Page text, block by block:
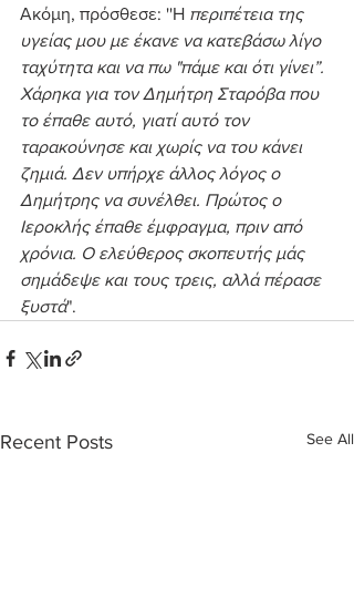
Ακόμη, πρόσθεσε: ''Η περιπέτεια της
υγείας μου με έκανε να κατεβάσω λίγο
ταχύτητα και να πω "πάμε και ότι γίνει”.
Χάρηκα για τον Δημήτρη Σταρόβα που
το έπαθε αυτό, γιατί αυτό τον
ταρακούνησε και χωρίς να του κάνει
ζημιά. Δεν υπήρχε άλλος λόγος ο
Δημήτρης να συνέλθει. Πρώτος ο
Ιεροκλής έπαθε έμφραγμα, πριν από
χρόνια. Ο ελεύθερος σκοπευτής μάς
σημάδεψε και τους τρεις, αλλά πέρασε
ξυστά".
Recent Posts See All